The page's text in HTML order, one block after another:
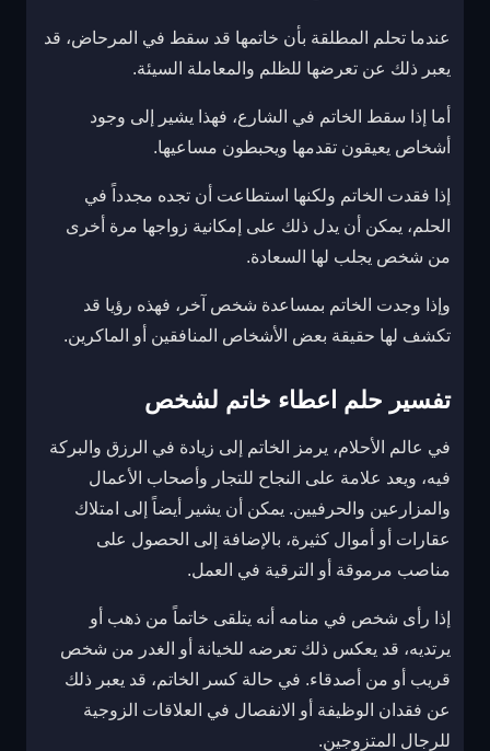
عندما تحلم المطلقة بأن خاتمها قد سقط في المرحاض، قد
يعبر ذلك عن تعرضها للظلم والمعاملة السيئة.
أما إذا سقط الخاتم في الشارع، فهذا يشير إلى وجود
أشخاص يعيقون تقدمها ويحبطون مساعيها.
إذا فقدت الخاتم ولكنها استطاعت أن تجده مجدداً في
الحلم، يمكن أن يدل ذلك على إمكانية زواجها مرة أخرى
من شخص يجلب لها السعادة.
وإذا وجدت الخاتم بمساعدة شخص آخر، فهذه رؤيا قد
تكشف لها حقيقة بعض الأشخاص المنافقين أو الماكرين.
تفسير حلم اعطاء خاتم لشخص
في عالم الأحلام، يرمز الخاتم إلى زيادة في الرزق والبركة
فيه، ويعد علامة على النجاح للتجار وأصحاب الأعمال
والمزارعين والحرفيين. يمكن أن يشير أيضاً إلى امتلاك
عقارات أو أموال كثيرة، بالإضافة إلى الحصول على
مناصب مرموقة أو الترقية في العمل.
إذا رأى شخص في منامه أنه يتلقى خاتماً من ذهب أو
يرتديه، قد يعكس ذلك تعرضه للخيانة أو الغدر من شخص
قريب أو من أصدقاء. في حالة كسر الخاتم، قد يعبر ذلك
عن فقدان الوظيفة أو الانفصال في العلاقات الزوجية
للرجال المتزوجين.